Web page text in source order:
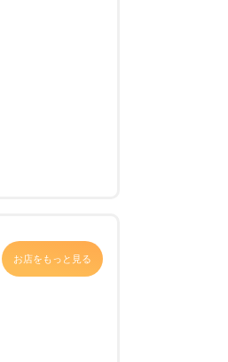
お店をもっと見る